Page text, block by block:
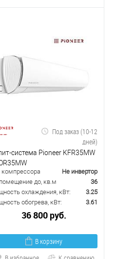
Под заказ (10-12
дней)
система Pioneer KFR35MW
компрессора
Не инвертор
до, кв.м
36
охлаждения, кВт:
3.25
обогрева, кВт:
3.61
36 800 руб.
В корзину